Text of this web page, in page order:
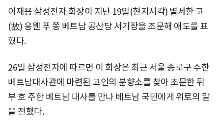
이재용 삼성전자 회장이 지난 19일(현지시각) 별세한 고
(故) 응웬 푸 쫑 베트남 공산당 서기장을 조문해 애도를 표
혔다.
26일 삼성전자에 따르면 이 회장은 최근 서울 종로구 주한
베트남대사관에 마련된 고인의 분향소를 찾아 조문한 뒤
부 호 주한 베트남 대사를 만나 베트남 국민에게 위로의 말
을 전했다.